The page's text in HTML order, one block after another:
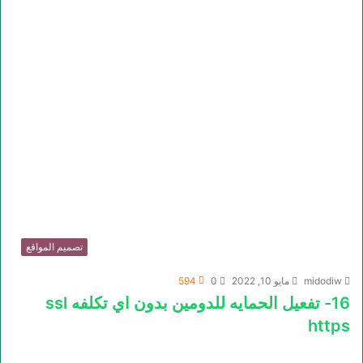
تصميم المواقع
midodiw مايو 10, 2022 0
594
16- تفعيل الحمايه للدومين بدون اي تكلفه ssl
https